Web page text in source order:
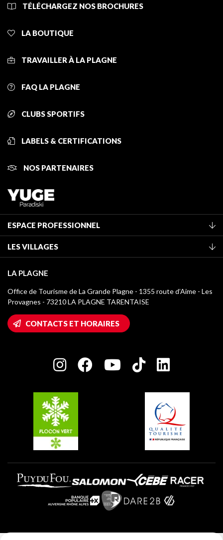
TÉLÉCHARGEZ NOS BROCHURES
LA BOUTIQUE
TRAVAILLER À LA PLAGNE
FAQ LA PLAGNE
CLUBS SPORTIFS
LABELS & CERTIFICATIONS
NOS PARTENAIRES
ESPACE PROFESSIONNEL
Classement des meublés
Taxe de séjour
Médiathèque
Logos La Plagne
Accès Wifi
Maison des Propriétaires
Charte des Acteurs Engagés
LES VILLAGES
Champagny-en-Vanoise
Montchavin - Les Coches
Plagne 1800
Plagne Villages
Plagne Aime 2000
LA PLAGNE
Office de Tourisme de La Grande Plagne - 1355 route d’Aime - Les
Provagnes - 73210 LA PLAGNE TARENTAISE
CONTACTS ET HORAIRES